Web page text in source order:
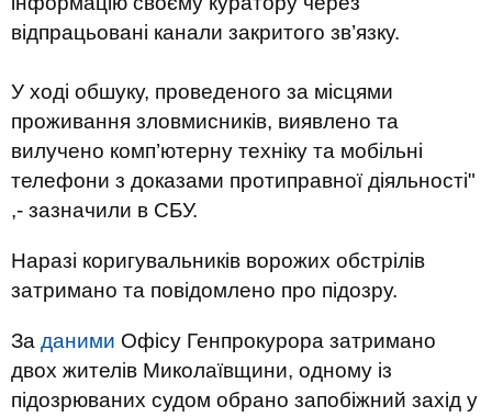
відпрацьовані канали закритого зв’язку.
У ході обшуку, проведеного за місцями
проживання зловмисників, виявлено та
вилучено комп’ютерну техніку та мобільні
телефони з доказами протиправної діяльності"
,- зазначили в СБУ.
Наразі коригувальників ворожих обстрілів
затримано та повідомлено про підозру.
За даними Офісу Генпрокурора затримано
двох жителів Миколаївщини, одному із
підозрюваних судом обрано запобіжний захід у